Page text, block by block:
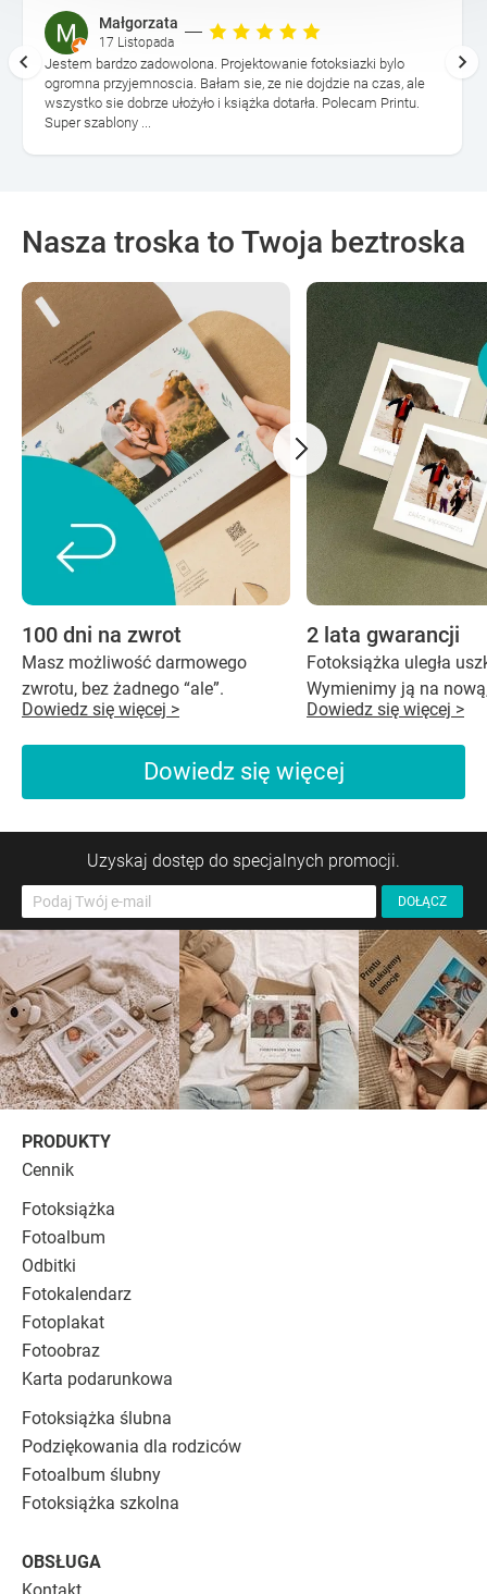
Małgorzata
17 Listopada
Jestem bardzo zadowolona. Projektowanie fotoksiazki bylo
ogromna przyjemnoscia. Bałam sie, ze nie dojdzie na czas, ale
wszystko sie dobrze ułożyło i książka dotarła. Polecam Printu.
Super szablony ...
Nasza troska to Twoja beztroska
100 dni na zwrot
Masz możliwość darmowego
zwrotu, bez żadnego “ale”.
Dowiedz się więcej >
2 lata gwarancji
Fotoksiążka uległa
Wymienimy ją na
Dowiedz się więcej >
Dowiedz się więcej
Uzyskaj dostęp do specjalnych promocji.
PRODUKTY
Cennik
Fotoksiążka
Fotoalbum
Odbitki
Fotokalendarz
Fotoplakat
Fotoobraz
Karta podarunkowa
Fotoksiążka ślubna
Podziękowania dla rodziców
Fotoalbum ślubny
Fotoksiążka szkolna
OBSŁUGA